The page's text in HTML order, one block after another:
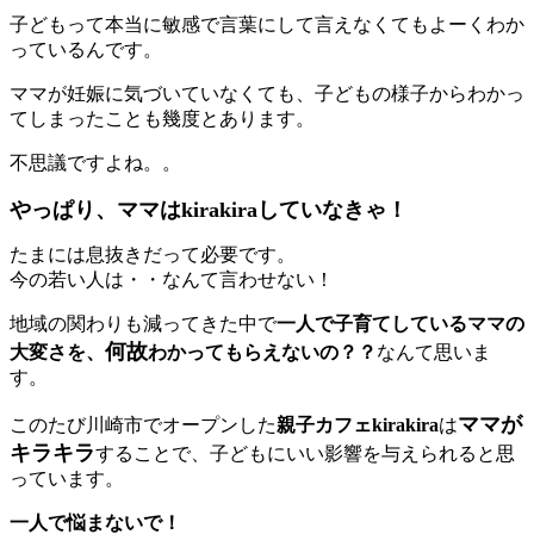
子どもって本当に敏感で言葉にして言えなくてもよーくわか
っているんです。
ママが妊娠に気づいていなくても、子どもの様子からわかっ
てしまったことも幾度とあります。
不思議ですよね。。
やっぱり、ママはkirakiraしていなきゃ！
たまには息抜きだって必要です。
今の若い人は・・なんて言わせない！
地域の関わりも減ってきた中で一人で子育てしているママの
大変さを、 何故わかってもらえないの？？ なんて思いま
す。
このたび川崎市でオープンした親子カフェkirakiraはママが
キラキラすることで、子どもにいい影響を与えられると思
っています。
一人で悩まないで！